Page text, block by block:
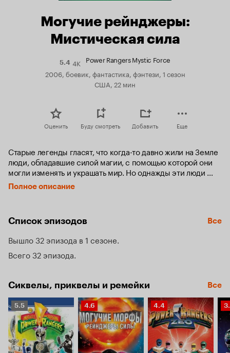
Могучие рейнджеры:
Мистическая сила
5.4Рейтинг
Кинопоиска
4K Power Rangers Mystic Force
2006, боевик, фантастика, фэнтези, 1 сезон
США, 22 мин
Оценить Буду смотреть Добавить Еще
Старые легенды гласят, что когда-то давно жили на Земле
люди, обладавшие силой магии, с помощью которой они
могли изменять и украшать мир. Но однажды эти люди
быди вынуждены сразиться с могущественными силами
зла, названными Преисподней. Пятеро отважных воинов-
вход в этот мир магические печати-заклятья. Однако
пропали сами эти воины.
Полное описание
Список эпизодов Все
Вышло 32 эпизода в 1 сезоне
Всего 32 эпизода
Сиквелы, приквелы и ремейки Все
Рейтинг
Кинопоиска
5.5
5.5
Рейтинг
Кинопоиска
4.6
4.6
Рейтинг
Кинопоиска
4.4
4.4